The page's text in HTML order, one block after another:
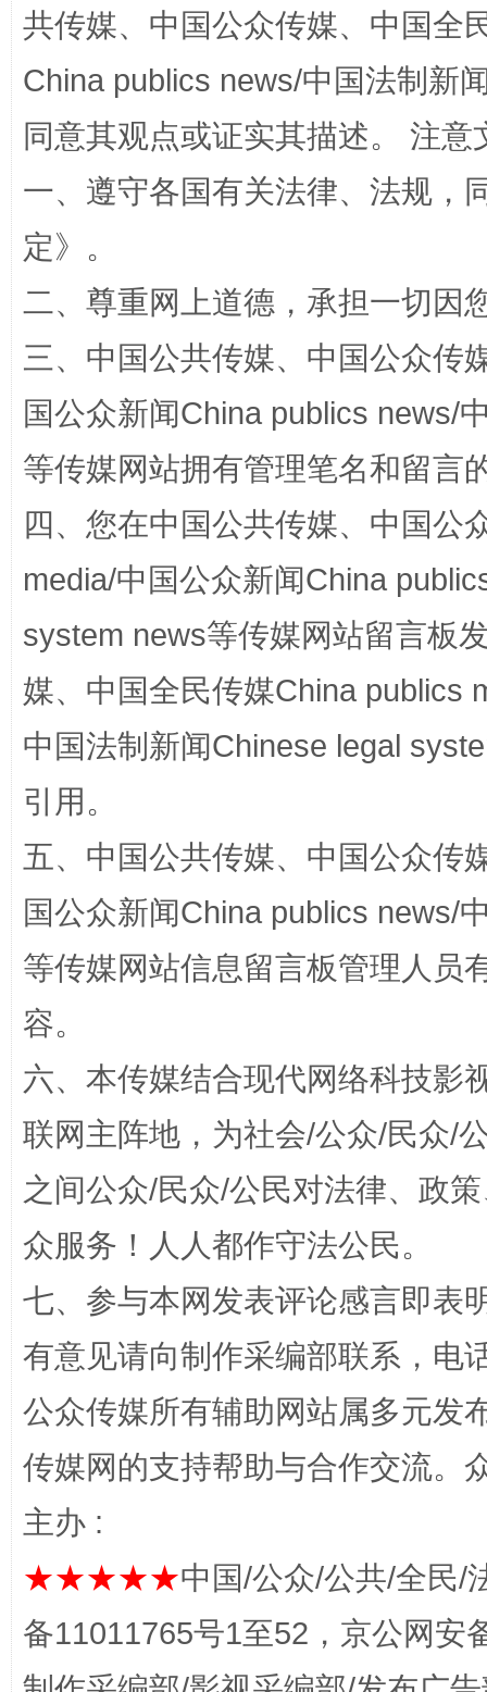
“蜀中异人”王建安的艺术幻境
完善运行机制助力责任有效落实 一纸欠
东山县通报“牛蛙产品抗生素超标问题” 法
千年窑火 生生不息
共传媒、中国公众传媒、中国全
China publics news/中国法制新
同意其观点或证实其描述。 注
一、遵守各国有关法律、法规，
定》。
二、尊重网上道德，承担一切因
三、中国公共传媒、中国公众传
国公众新闻China publics news/
等传媒网站拥有管理笔名和留言
四、您在中国公共传媒、中国公
media/中国公众新闻China
system news等传媒网站留言板
媒、中国全民传媒China publics
中国法制新闻Chinese legal
引用。
五、中国公共传媒、中国公众传
国公众新闻China publics news/
等传媒网站信息留言板管理人员
容。
六、本传媒结合现代网络科技影
联网主阵地，为社会/公众/民众/
之间公众/民众/公民对法律、政
众服务！人人都作守法公民。
七、参与本网发表评论感言即表
有意见请向制作采编部联系，电
公众传媒所有辅助网站属多元发
传媒网的支持帮助与合作交流。
主办 :
★★★★★中国/公众/公共/全民/
备11011765号1至52，京公网安